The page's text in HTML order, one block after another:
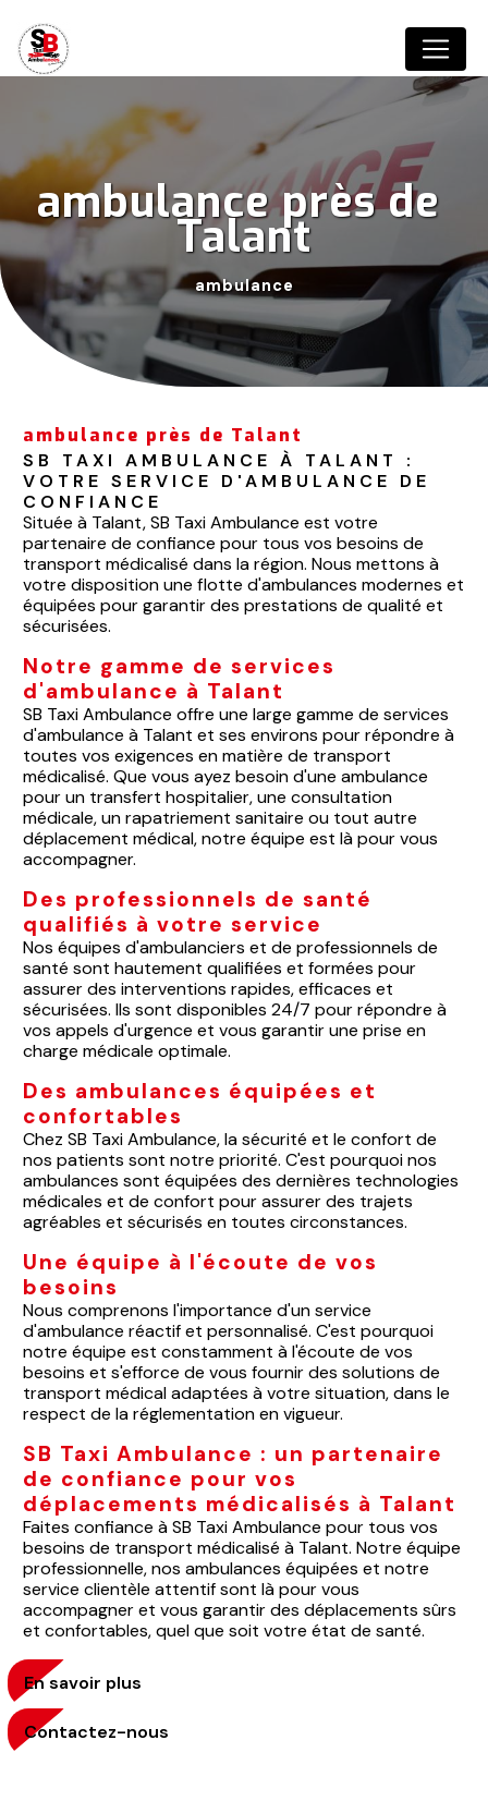
ambulance près de
Talant
ambulance
ambulance près de Talant
SB TAXI AMBULANCE À TALANT :
VOTRE SERVICE D'AMBULANCE DE
CONFIANCE
Située à Talant, SB Taxi Ambulance est votre
partenaire de confiance pour tous vos besoins de
transport médicalisé dans la région. Nous mettons à
votre disposition une flotte d'ambulances modernes et
équipées pour garantir des prestations de qualité et
sécurisées.
Notre gamme de services
d'ambulance à Talant
SB Taxi Ambulance offre une large gamme de services
d'ambulance à Talant et ses environs pour répondre à
toutes vos exigences en matière de transport
médicalisé. Que vous ayez besoin d'une ambulance
pour un transfert hospitalier, une consultation
médicale, un rapatriement sanitaire ou tout autre
déplacement médical, notre équipe est là pour vous
accompagner.
Des professionnels de santé
qualifiés à votre service
Nos équipes d'ambulanciers et de professionnels de
santé sont hautement qualifiées et formées pour
assurer des interventions rapides, efficaces et
sécurisées. Ils sont disponibles 24/7 pour répondre à
vos appels d'urgence et vous garantir une prise en
charge médicale optimale.
Des ambulances équipées et
confortables
Chez SB Taxi Ambulance, la sécurité et le confort de
nos patients sont notre priorité. C'est pourquoi nos
ambulances sont équipées des dernières technologies
médicales et de confort pour assurer des trajets
agréables et sécurisés en toutes circonstances.
Une équipe à l'écoute de vos
besoins
Nous comprenons l'importance d'un service
d'ambulance réactif et personnalisé. C'est pourquoi
notre équipe est constamment à l'écoute de vos
besoins et s'efforce de vous fournir des solutions de
transport médical adaptées à votre situation, dans le
respect de la réglementation en vigueur.
SB Taxi Ambulance : un partenaire
de confiance pour vos
déplacements médicalisés à Talant
Faites confiance à SB Taxi Ambulance pour tous vos
besoins de transport médicalisé à Talant. Notre équipe
professionnelle, nos ambulances équipées et notre
service clientèle attentif sont là pour vous
accompagner et vous garantir des déplacements sûrs
et confortables, quel que soit votre état de santé.
En savoir plus
Contactez-nous